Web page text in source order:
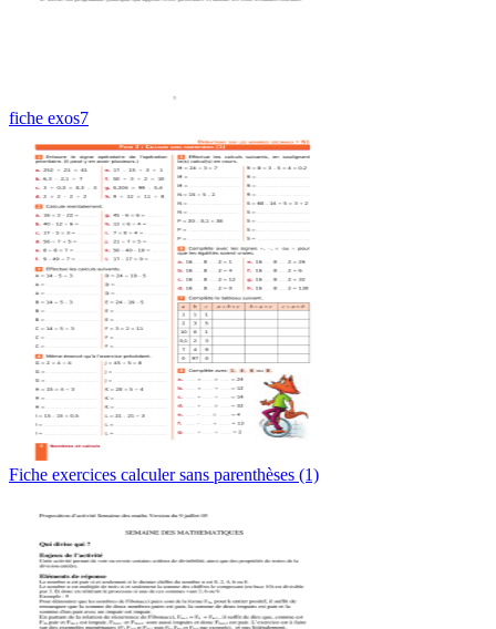
fiche exos7
Fiche exercices calculer sans parenthèses (1)